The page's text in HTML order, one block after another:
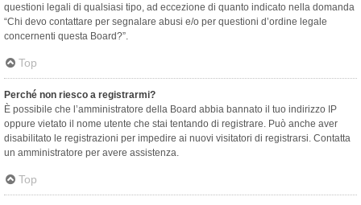
questioni legali di qualsiasi tipo, ad eccezione di quanto indicato nella domanda
“Chi devo contattare per segnalare abusi e/o per questioni d’ordine legale
concernenti questa Board?”.
Top
Perché non riesco a registrarmi?
È possibile che l’amministratore della Board abbia bannato il tuo indirizzo IP
oppure vietato il nome utente che stai tentando di registrare. Può anche aver
disabilitato le registrazioni per impedire ai nuovi visitatori di registrarsi. Contatta
un amministratore per avere assistenza.
Top